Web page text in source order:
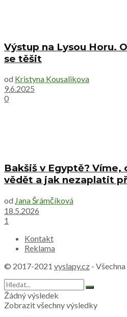
Výstup na Lysou Horu.
se těšit
od Kristyna Kousalikova
9.6.2025
0
Bakšiš v Egyptě? Víme,
vědět a jak nezaplatit
od Jana Šrámčíková
18.5.2026
1
Kontakt
Reklama
© 2017-2021 vyslapy.cz -
Žádný výsledek
Zobrazit všechny výsledky